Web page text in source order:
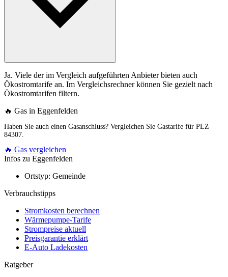
Ja. Viele der im Vergleich aufgeführten Anbieter bieten auch
Ökostromtarife an. Im Vergleichsrechner können Sie gezielt nach
Ökostromtarifen filtern.
🔥 Gas in Eggenfelden
Haben Sie auch einen Gasanschluss? Vergleichen Sie Gastarife für PLZ
84307.
🔥 Gas vergleichen
Infos zu Eggenfelden
Ortstyp: Gemeinde
Verbrauchstipps
Stromkosten berechnen
Wärmepumpe-Tarife
Strompreise aktuell
Preisgarantie erklärt
E-Auto Ladekosten
Ratgeber